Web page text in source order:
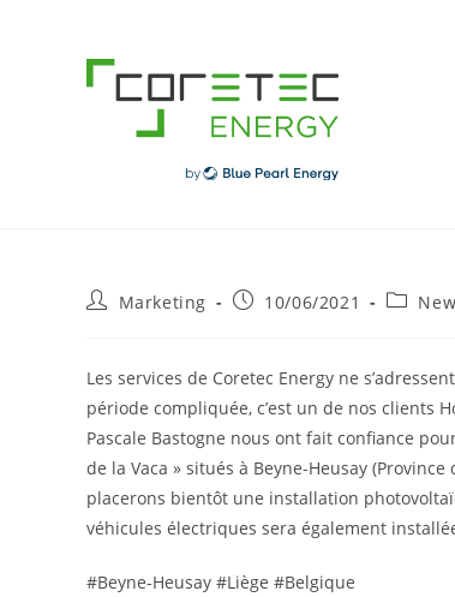
PostMarketing
Post10/06/2021
Post
Les services de Coretec Energy ne
période compliquée, c’est un de nos clients
Pascale Bastogne nous ont fait confiance
de la Vaca » situés à Beyne-Heusay
placerons bientôt une installation
véhicules électriques sera également
#Beyne-Heusay #Liège #Belgique